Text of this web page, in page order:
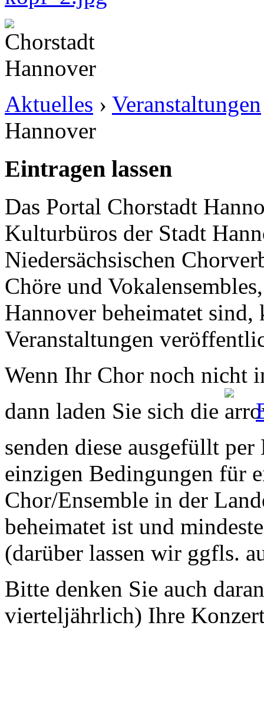
Aktuelles › Veranstaltungen
Hannover
Eintragen lassen
Das Portal Chorstadt
Kulturbüros der Stadt
Niedersächsischen
Chöre und
Hannover beheimatet sind,
Veranstaltungen
Wenn Ihr Chor noch nicht
dann laden Sie sich die
senden diese ausgefüllt
einzigen Bedingungen für
Chor/Ensemble in der
beheimatet ist und
(darüber lassen wir ggfls.
Bitte denken Sie auch
vierteljährlich) Ihre